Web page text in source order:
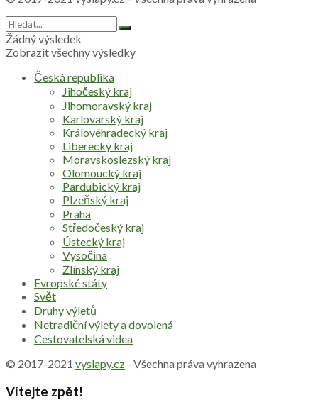
Žádný výsledek
Zobrazit všechny výsledky
Česká republika
Jihočeský kraj
Jihomoravský kraj
Karlovarský kraj
Královéhradecký kraj
Liberecký kraj
Moravskoslezský kraj
Olomoucký kraj
Pardubický kraj
Plzeňský kraj
Praha
Středočeský kraj
Ústecký kraj
Vysočina
Zlínský kraj
Evropské státy
Svět
Druhy výletů
Netradiční výlety a dovolená
Cestovatelská videa
© 2017-2021 vyslapy.cz - Všechna práva vyhrazena
Vítejte zpět!